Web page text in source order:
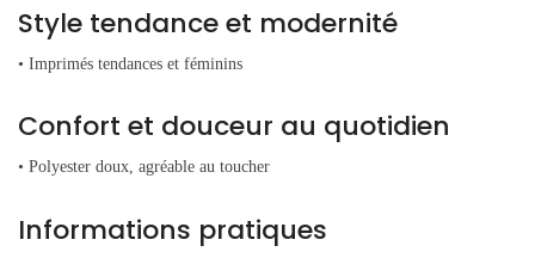
Style tendance et modernité
• Imprimés tendances et féminins
Confort et douceur au quotidien
• Polyester doux, agréable au toucher
Informations pratiques